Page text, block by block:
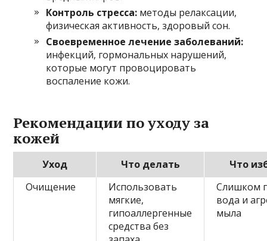
Контроль стресса: методы релаксации,
физическая активность, здоровый сон.
Своевременное лечение заболеваний:
инфекций, гормональных нарушений,
которые могут провоцировать
воспаление кожи.
Рекомендации по уходу за
кожей
Уход Что делать
Что
Очищение
Использовать
мягкие,
гипоаллергенные
средства без
Слишком
вода и
мыла